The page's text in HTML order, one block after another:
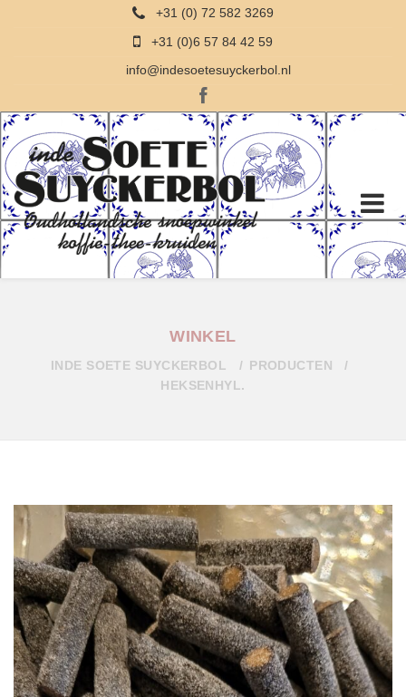
+31 (0) 72 582 3269
+31 (0)6 57 84 42 59
info@indesoetesuyckerbol.nl
WINKEL
INDE SOETE SUYCKERBOL
PRODUCTEN
HEKSENHYL.